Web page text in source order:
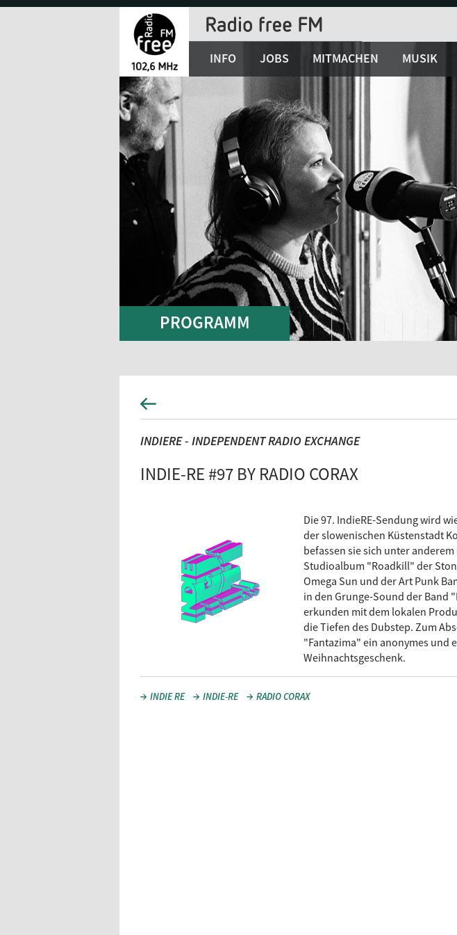
Jump
INFO JOBS MITMACHEN MUSIK
PROGRAMM
INDIERE - INDEPENDENT RADIO EXCHANGE
INDIE-RE #97 BY RADIO CORAX
Die 97. IndieRE-Sendung wird
der slowenischen Küstenstadt
befassen sie sich unter
Studioalbum "Roadkill" der
Omega Sun und der Art Punk
in den Grunge-Sound der Band
erkunden mit dem lokalen
die Tiefen des Dubstep. Zum
"Fantazima" ein anonymes und
Weihnachtsgeschenk.
INDIE RE INDIE-RE RADIO CORAX